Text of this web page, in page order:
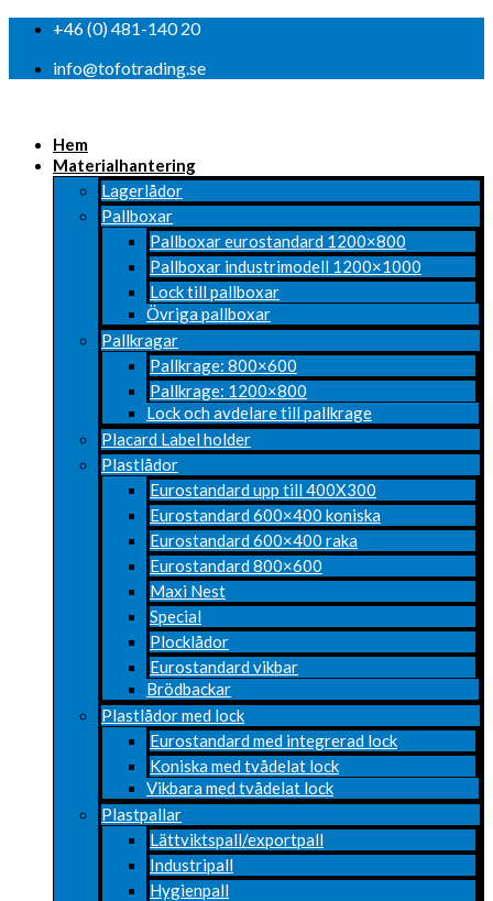
+46 (0) 481-140 20
info@tofotrading.se
Hem
Materialhantering
Lagerlådor
Pallboxar
Pallboxar eurostandard 1200×800
Pallboxar industrimodell 1200×1000
Lock till pallboxar
Övriga pallboxar
Pallkragar
Pallkrage: 800×600
Pallkrage: 1200×800
Lock och avdelare till pallkrage
Placard Label holder
Plastlådor
Eurostandard upp till 400X300
Eurostandard 600×400 koniska
Eurostandard 600×400 raka
Eurostandard 800×600
Maxi Nest
Special
Plocklådor
Eurostandard vikbar
Brödbackar
Plastlådor med lock
Eurostandard med integrerad lock
Koniska med tvådelat lock
Vikbara med tvådelat lock
Plastpallar
Lättviktspall/exportpall
Industripall
Hygienpall